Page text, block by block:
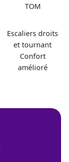
TOM
Escaliers droits
et tournant
Confort
amélioré